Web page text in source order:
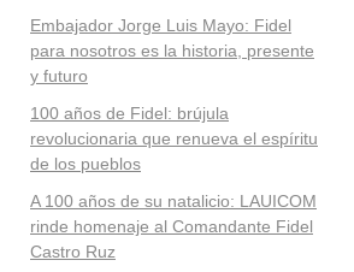
Embajador Jorge Luis Mayo: Fidel
para nosotros es la historia, presente
y futuro
100 años de Fidel: brújula
revolucionaria que renueva el espíritu
de los pueblos
A 100 años de su natalicio: LAUICOM
rinde homenaje al Comandante Fidel
Castro Ruz